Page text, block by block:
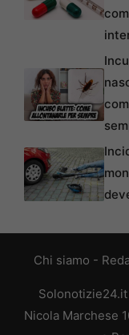
Chi siamo -
Nicola Marchese